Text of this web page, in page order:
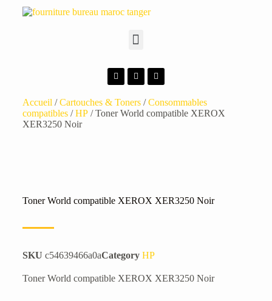
Accueil /Cartouches & Toners/Consommables
compatibles/HP/ Toner World compatible XEROX
XER3250 Noir
Toner World compatible XEROX XER3250 Noir
SKU c54639466a0aCategory HP
Toner World compatible XEROX XER3250 Noir